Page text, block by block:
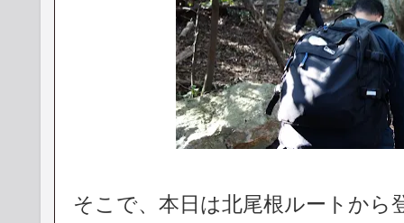
そこで、本日は北尾根ルートから